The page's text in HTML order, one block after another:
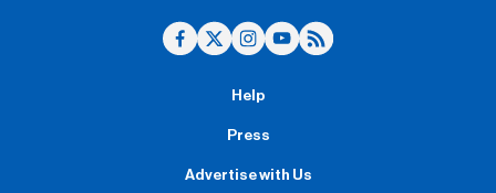
Help
Press
Advertise with Us